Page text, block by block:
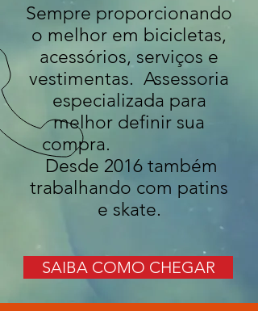
Sempre proporcionando
o melhor em bicicletas,
acessórios, serviços e
vestimentas. Assessoria
especializada para
melhor definir sua
compra.
Desde 2016 também
trabalhando com patins
e skate.
SAIBA COMO CHEGAR